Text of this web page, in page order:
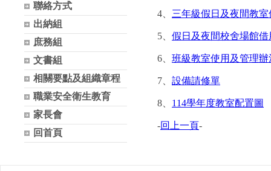
聯絡方式
出納組
庶務組
文書組
相關要點及組織章程
職業安全衛生教育
家長會
回首頁
4、 三年級假日及夜間教室
5、 假日及夜間校舍場館借
6、 班級教室使用及管理辦
7、 設備請修單
8、 114學年度教室配置圖
-回上一頁-